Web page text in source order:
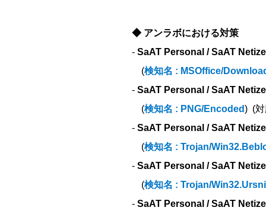
◆ アンラボにおける対策
- SaAT Personal / SaAT
(検知名 : MSOffice/
- SaAT Personal / SaAT
(検知名 : PNG/Encoded) (対
- SaAT Personal / SaAT
(検知名 : Trojan/
- SaAT Personal / SaAT
(検知名 : Trojan/
- SaAT Personal / SaAT